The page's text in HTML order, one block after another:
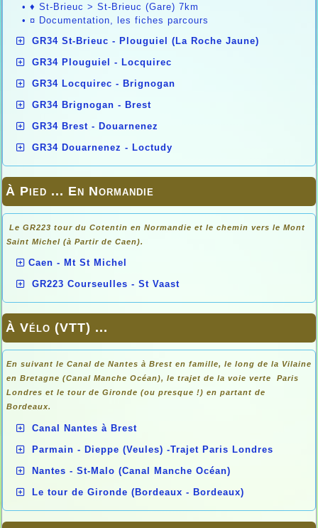
• ♦ St-Brieuc > St-Brieuc (Gare) 7km
• ¤ Documentation, les fiches parcours
GR34 St-Brieuc - Plouguiel (La Roche Jaune)
GR34 Plouguiel - Locquirec
GR34 Locquirec - Brignogan
GR34 Brignogan - Brest
GR34 Brest - Douarnenez
GR34 Douarnenez - Loctudy
À Pied ... En Normandie
Le GR223 tour du Cotentin en Normandie et le chemin vers le Mont
Saint Michel (à Partir de Caen).
Caen - Mt St Michel
GR223 Courseulles - St Vaast
À Vélo (VTT) ...
En suivant le Canal de Nantes à Brest en famille, le long de la Vilaine
en Bretagne (Canal Manche Océan), le trajet de la voie verte Paris
Londres et le tour de Gironde (ou presque !) en partant de
Bordeaux.
Canal Nantes à Brest
Parmain - Dieppe (Veules) -Trajet Paris Londres
Nantes - St-Malo (Canal Manche Océan)
Le tour de Gironde (Bordeaux - Bordeaux)